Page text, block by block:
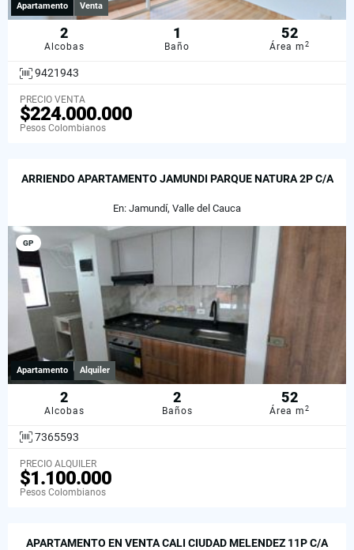
Apartamento Venta
2
Alcobas
1
Baño
52
Área m2
9421943
PRECIO VENTA
$224.000.000
Pesos Colombianos
ARRIENDO APARTAMENTO JAMUNDI PARQUE NATURA 2P C/A
En: Jamundí, Valle del Cauca
GP
Apartamento Alquiler
2
Alcobas
2
Baños
52
Área m2
7365593
PRECIO ALQUILER
$1.100.000
Pesos Colombianos
APARTAMENTO EN VENTA CALI CIUDAD MELENDEZ 11P C/A